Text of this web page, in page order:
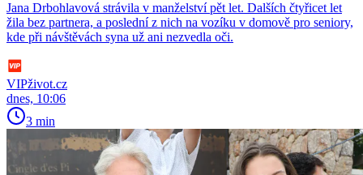
Jana Drbohlavová strávila v manželství pět let. Dalších čtyřicet let
žila bez partnera, a poslední z nich na vozíku v domově pro seniory,
kde při návštěvách syna už ani nezvedla oči.
VIPživot.cz
dnes, 10:06
3 min